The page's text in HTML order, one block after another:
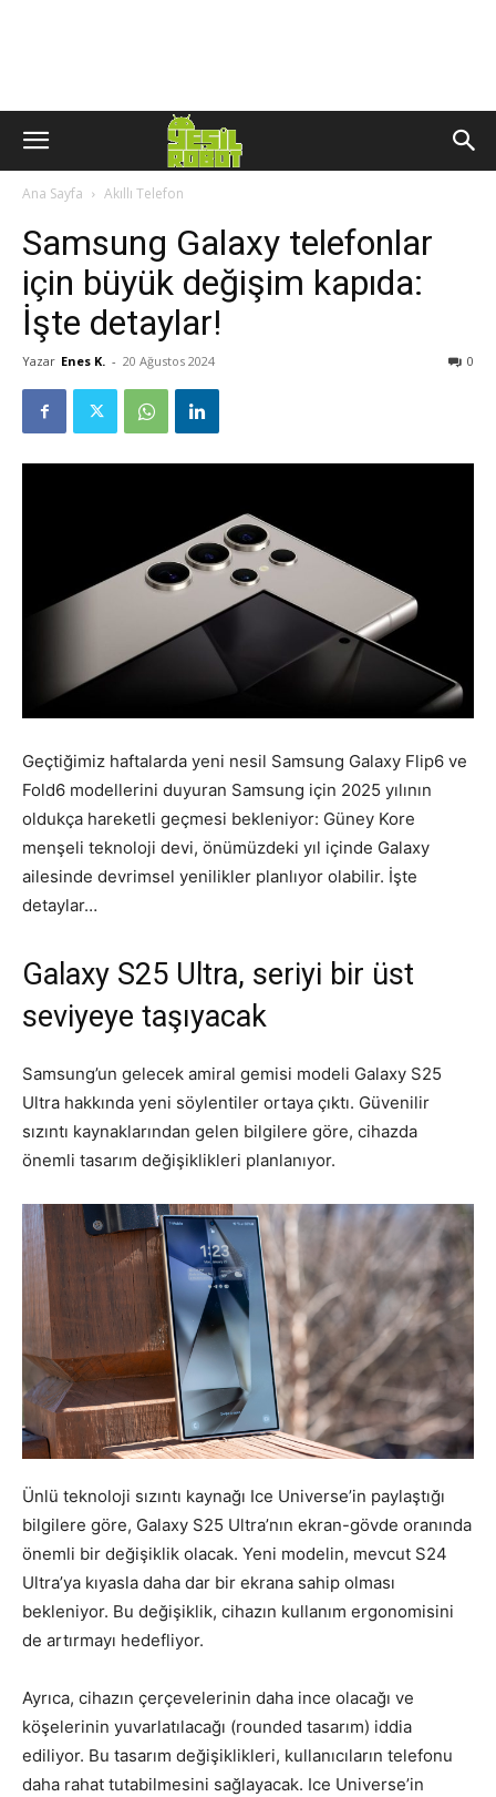
Ana Sayfa Akıllı Telefon
Samsung Galaxy telefonlar
için büyük değişim kapıda:
İşte detaylar!
Yazar Enes K. - 20 Ağustos 2024 0
Geçtiğimiz haftalarda yeni nesil Samsung Galaxy Flip6 ve
Fold6 modellerini duyuran Samsung için 2025 yılının
oldukça hareketli geçmesi bekleniyor: Güney Kore
menşeli teknoloji devi, önümüzdeki yıl içinde Galaxy
ailesinde devrimsel yenilikler planlıyor olabilir. İşte
detaylar…
Galaxy S25 Ultra, seriyi bir üst
seviyeye taşıyacak
Samsung’un gelecek amiral gemisi modeli Galaxy S25
Ultra hakkında yeni söylentiler ortaya çıktı. Güvenilir
sızıntı kaynaklarından gelen bilgilere göre, cihazda
önemli tasarım değişiklikleri planlanıyor.
Ünlü teknoloji sızıntı kaynağı Ice Universe’in paylaştığı
bilgilere göre, Galaxy S25 Ultra’nın ekran-gövde oranında
önemli bir değişiklik olacak. Yeni modelin, mevcut S24
Ultra’ya kıyasla daha dar bir ekrana sahip olması
bekleniyor. Bu değişiklik, cihazın kullanım ergonomisini
de artırmayı hedefliyor.
Ayrıca, cihazın çerçevelerinin daha ince olacağı ve
köşelerinin yuvarlatılacağı (rounded tasarım) iddia
ediliyor. Bu tasarım değişiklikleri, kullanıcıların telefonu
daha rahat tutabilmesini sağlayacak. Ice Universe’in